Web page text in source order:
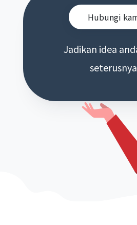
Hubungi
Jadikan idea